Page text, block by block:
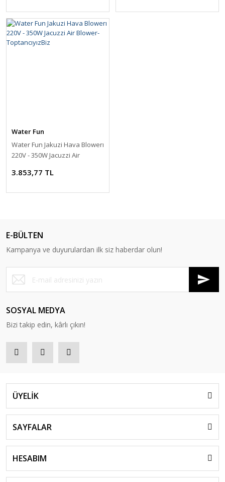
Water Fun
Water Fun Jakuzi Hava Blowerı
220V - 350W Jacuzzi Air
3.853,77 TL
E-BÜLTEN
Kampanya ve duyurulardan ilk siz haberdar olun!
SOSYAL MEDYA
Bizi takip edin, kârlı çıkın!
ÜYELİK
SAYFALAR
HESABIM